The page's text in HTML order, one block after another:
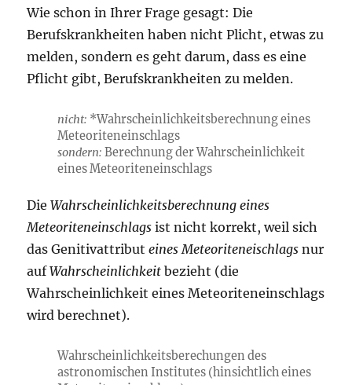
Wie schon in Ihrer Frage gesagt: Die
Berufskrankheiten haben nicht Plicht, etwas zu
melden, sondern es geht darum, dass es eine
Pflicht gibt, Berufskrankheiten zu melden.
nicht: *Wahrscheinlichkeitsberechnung eines
Meteoriteneinschlags
sondern: Berechnung der Wahrscheinlichkeit
eines Meteoriteneinschlags
DieWahrscheinlichkeitsberechnung eines
Meteoriteneinschlags ist nicht korrekt, weil sich
das Genitivattributeines Meteoriteneischlags nur
aufWahrscheinlichkeit bezieht (die
Wahrscheinlichkeit eines Meteoriteneinschlags
wird berechnet).
Wahrscheinlichkeitsberechungen des
astronomischen Institutes (hinsichtlich eines